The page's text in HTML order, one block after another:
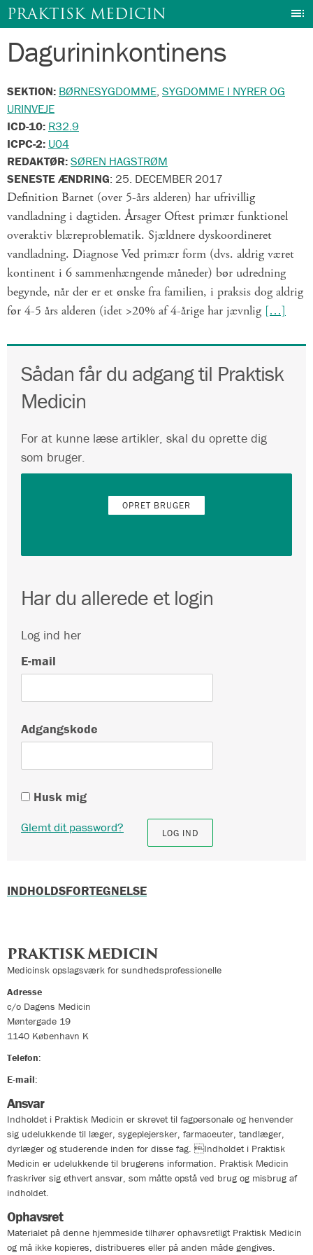
Gå
PRAKTISK MEDICIN
Dagurininkontinens
SEKTION: BØRNESYGDOMME, SYGDOMME I NYRER OG
URINVEJE
ICD-10: R32.9
ICPC-2: U04
REDAKTØR:SØREN HAGSTRØM
SENESTE ÆNDRING: 25. DECEMBER 2017
Definition Barnet (over 5-års alderen) har ufrivillig
vandladning i dagtiden. Årsager Oftest primær funktionel
overaktiv blæreproblematik. Sjældnere dyskoordineret
vandladning. Diagnose Ved primær form (dvs. aldrig været
kontinent i 6 sammenhængende måneder) bør udredning
begynde, når der er et ønske fra familien, i praksis dog aldrig
før 4-5 års alderen (idet >20% af 4-årige har jævnlig […]
Sådan får du adgang til Praktisk
Medicin
For at kunne læse artikler, skal du oprette dig
som bruger.
OPRET BRUGER
Har du allerede et login
Log ind her
E-mail
Adgangskode
Husk mig
Glemt dit password?
INDHOLDSFORTEGNELSE
PRAKTISK MEDICIN
Medicinsk opslagsværk for sundhedsprofessionelle
Adresse
c/o Dagens Medicin
Møntergade 19
1140 København K
Telefon:
E-mail:
Ansvar
Indholdet i Praktisk Medicin er skrevet til fagpersonale og henvender
sig udelukkende til læger, sygeplejersker, farmaceuter, tandlæger,
dyrlæger og studerende inden for disse fag. Indholdet i Praktisk
Medicin er udelukkende til brugerens information. Praktisk Medicin
fraskriver sig ethvert ansvar, som måtte opstå ved brug og misbrug af
indholdet.
Ophavsret
Materialet på denne hjemmeside tilhører ophavsretligt Praktisk Medicin
og må ikke kopieres, distribueres eller på anden måde gengives.